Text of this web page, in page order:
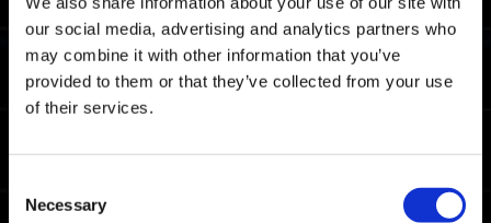
our social media, advertising and analytics partners who
may combine it with other information that you’ve
provided to them or that they’ve collected from your use
of their services.
Selection
Necessary
Metas del rango As
Xbox Series X|S / Xbox
One / Windows
06:52.59
05:58.78